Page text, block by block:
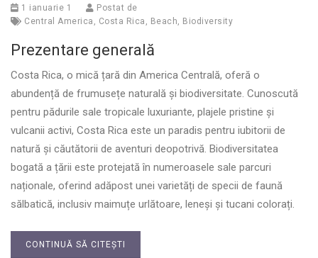
1 ianuarie 1
Postat de
Central America , Costa Rica , Beach, Biodiversity
Prezentare generală
Costa Rica, o mică țară din America Centrală, oferă o
abundență de frumusețe naturală și biodiversitate. Cunoscută
pentru pădurile sale tropicale luxuriante, plajele pristine și
vulcanii activi, Costa Rica este un paradis pentru iubitorii de
natură și căutătorii de aventuri deopotrivă. Biodiversitatea
bogată a țării este protejată în numeroasele sale parcuri
naționale, oferind adăpost unei varietăți de specii de faună
sălbatică, inclusiv maimuțe urlătoare, leneși și tucani colorați.
CONTINUĂ SĂ CITEȘTI